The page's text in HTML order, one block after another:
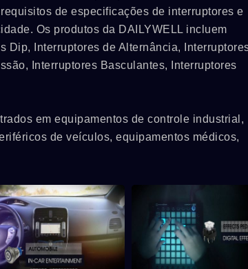
de especificações de interruptores e
Os produtos da DAILYWELL incluem
Dip, Interruptores de Alternância,
Interruptores Basculantes, Interruptores
em equipamentos de controle industrial,
de veículos, equipamentos médicos,